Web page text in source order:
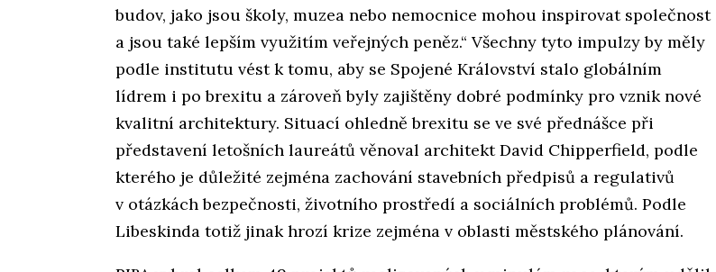
budov, jako jsou školy, muzea nebo nemocnice mohou inspirovat společnost
a jsou také lepším využitím veřejných peněz.“ Všechny tyto impulzy by měly
podle institutu vést k tomu, aby se Spojené Království stalo globálním
lídrem i po brexitu a zároveň byly zajištěny dobré podmínky pro vznik nové
kvalitní architektury. Situací ohledně brexitu se ve své přednášce při
představení letošních laureátů věnoval architekt David Chipperfield, podle
kterého je důležité zejména zachování stavebních předpisů a regulativů
v otázkách bezpečnosti, životního prostředí a sociálních problémů. Podle
Libeskinda totiž jinak hrozí krize zejména v oblasti městského plánování.